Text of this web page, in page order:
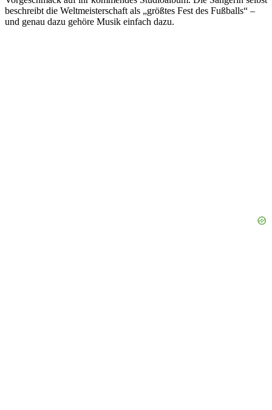
beschreibt die Weltmeisterschaft als „größtes Fest des Fußballs“ –
und genau dazu gehöre Musik einfach dazu.